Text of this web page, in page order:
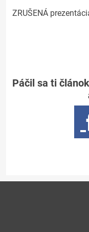
ZRUŠENÁ
Páčil sa ti